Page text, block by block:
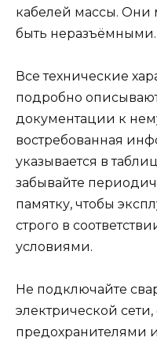
кабелей массы. Они
быть неразъёмными.
Все технические
подробно
документации к
востребованная
указывается в
забывайте
памятку, чтобы
строго в
условиями.
Не подключайте
электрической
предохранителями